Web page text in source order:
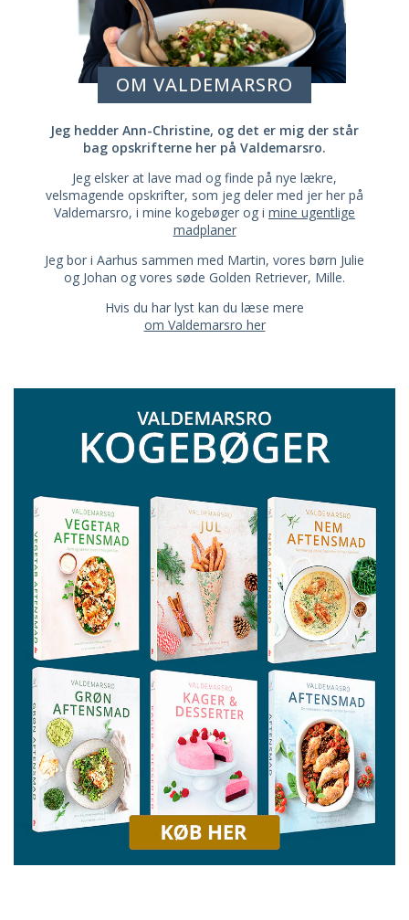
OM VALDEMARSRO
Jeg hedder Ann-Christine, og det er mig der står
bag opskrifterne her på Valdemarsro.
Jeg elsker at lave mad og finde på nye lækre,
velsmagende opskrifter, som jeg deler med jer her på
Valdemarsro, i mine kogebøger og i mine ugentlige
madplaner
Jeg bor i Aarhus sammen med Martin, vores børn Julie
og Johan og vores søde Golden Retriever, Mille.
Hvis du har lyst kan du læse mere
om Valdemarsro her